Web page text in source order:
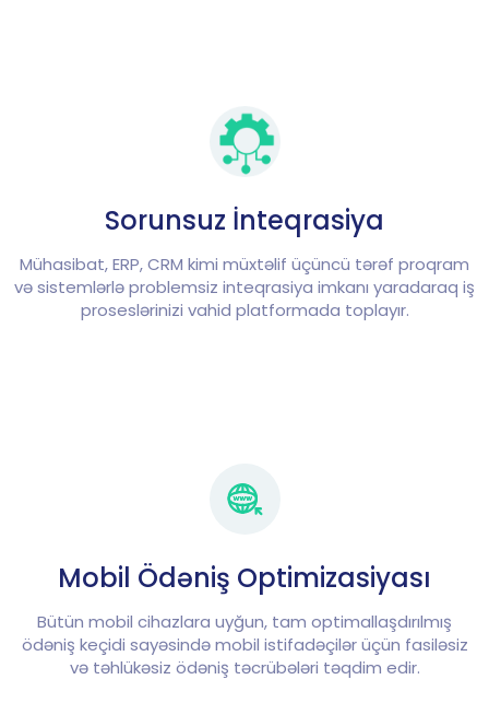
Sorunsuz İnteqrasiya
Mühasibat, ERP, CRM kimi müxtəlif üçüncü tərəf proqram
və sistemlərlə problemsiz inteqrasiya imkanı yaradaraq iş
proseslərinizi vahid platformada toplayır.
Mobil Ödəniş Optimizasiyası
Bütün mobil cihazlara uyğun, tam optimallaşdırılmış
ödəniş keçidi sayəsində mobil istifadəçilər üçün fasiləsiz
və təhlükəsiz ödəniş təcrübələri təqdim edir.